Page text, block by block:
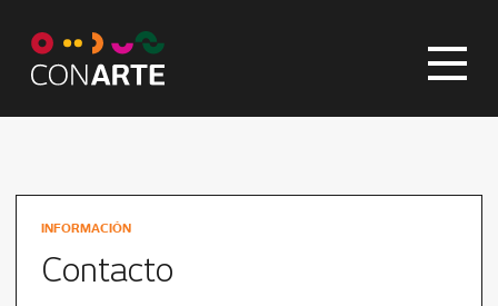
INFORMACIÓN
Contacto